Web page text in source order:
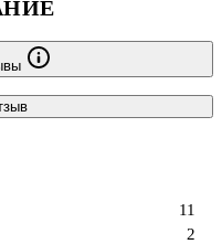
2
11